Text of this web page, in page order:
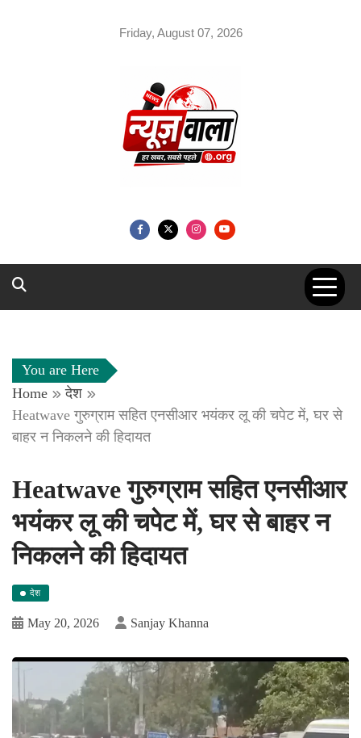
Friday, August 07, 2026
You are Here
Home
देश
Heatwave गुरुग्राम सहित एनसीआर भयंकर लू की चपेट में, घर से
बाहर न निकलने की हिदायत
Heatwave गुरुग्राम सहित एनसीआर
भयंकर लू की चपेट में, घर से बाहर न
निकलने की हिदायत
देश
May 20, 2026 Sanjay Khanna